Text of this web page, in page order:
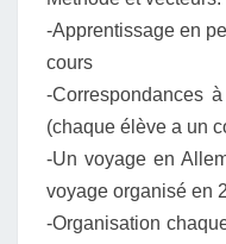
-Apprentissage en
cours
-Correspondances
(chaque élève a un
-Un voyage en
voyage organisé en
-Organisation